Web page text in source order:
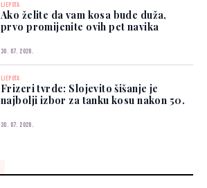
LJEPOTA
Ako želite da vam kosa bude duža,
prvo promijenite ovih pet navika
30. 07. 2026.
LJEPOTA
Frizeri tvrde: Slojevito šišanje je
najbolji izbor za tanku kosu nakon 50.
30. 07. 2026.